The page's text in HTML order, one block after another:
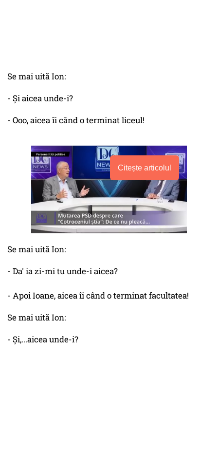
Se mai uită Ion:
- Și aicea unde-i?
- Ooo, aicea îi când o terminat liceul!
Citește articolul
Se mai uită Ion:
- Da' ia zi-mi tu unde-i aicea?
- Apoi Ioane, aicea îi când o terminat facultatea!
Se mai uită Ion:
- Și,...aicea unde-i?